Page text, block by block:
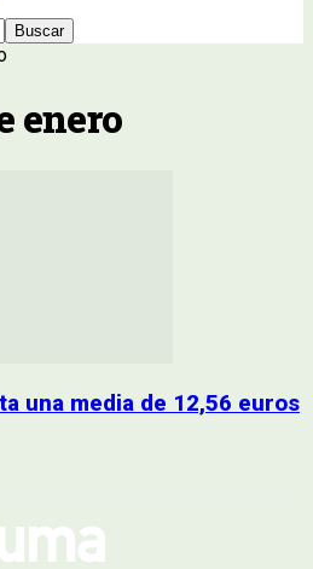
enero
una media de 12,56 euros